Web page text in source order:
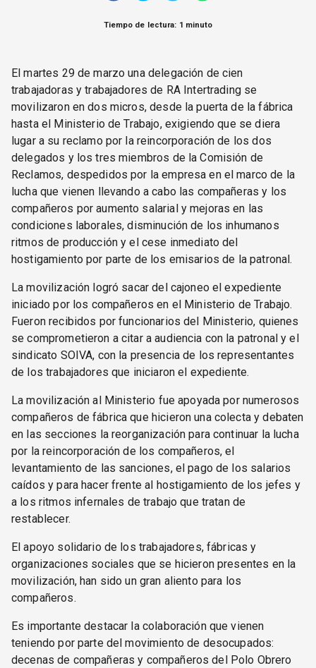
Tiempo de lectura: 1 minuto
El martes 29 de marzo una delegación de cien
trabajadoras y trabajadores de RA Intertrading se
movilizaron en dos micros, desde la puerta de la fábrica
hasta el Ministerio de Trabajo, exigiendo que se diera
lugar a su reclamo por la reincorporación de los dos
delegados y los tres miembros de la Comisión de
Reclamos, despedidos por la empresa en el marco de la
lucha que vienen llevando a cabo las compañeras y los
compañeros por aumento salarial y mejoras en las
condiciones laborales, disminución de los inhumanos
ritmos de producción y el cese inmediato del
hostigamiento por parte de los emisarios de la patronal.
La movilización logró sacar del cajoneo el expediente
iniciado por los compañeros en el Ministerio de Trabajo.
Fueron recibidos por funcionarios del Ministerio, quienes
se comprometieron a citar a audiencia con la patronal y el
sindicato SOIVA, con la presencia de los representantes
de los trabajadores que iniciaron el expediente.
La movilización al Ministerio fue apoyada por numerosos
compañeros de fábrica que hicieron una colecta y debaten
en las secciones la reorganización para continuar la lucha
por la reincorporación de los compañeros, el
levantamiento de las sanciones, el pago de los salarios
caídos y para hacer frente al hostigamiento de los jefes y
a los ritmos infernales de trabajo que tratan de
restablecer.
El apoyo solidario de los trabajadores, fábricas y
organizaciones sociales que se hicieron presentes en la
movilización, han sido un gran aliento para los
compañeros.
Es importante destacar la colaboración que vienen
teniendo por parte del movimiento de desocupados:
decenas de compañeras y compañeros del Polo Obrero